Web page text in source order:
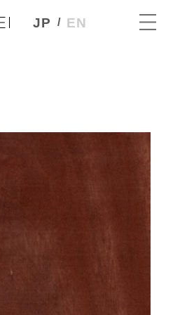
JP EN